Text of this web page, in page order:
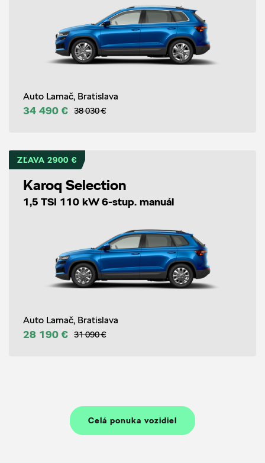
Auto Lamač, Bratislava
34 490 € 38 030 €
ZĽAVA 2900 €
Karoq Selection
1,5 TSI 110 kW 6-stup. manuál
Auto Lamač, Bratislava
28 190 € 31 090 €
Celá ponuka vozidiel